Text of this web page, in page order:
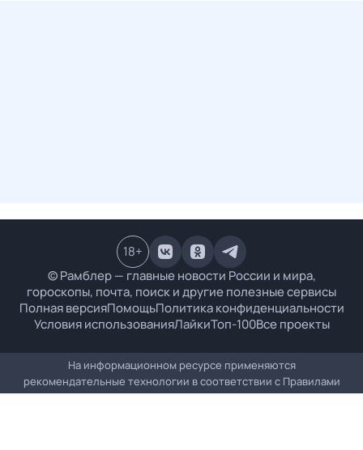
© Рамблер — главные новости России и мира,
гороскопы, почта, поиск и другие полезные сервисы
Полная версияПомощьПолитика конфиденциальности
Условия использованияЛайкиТоп-100Все проекты
18+
На информационном ресурсе применяются
рекомендательные технологии в соответствии с Правилами